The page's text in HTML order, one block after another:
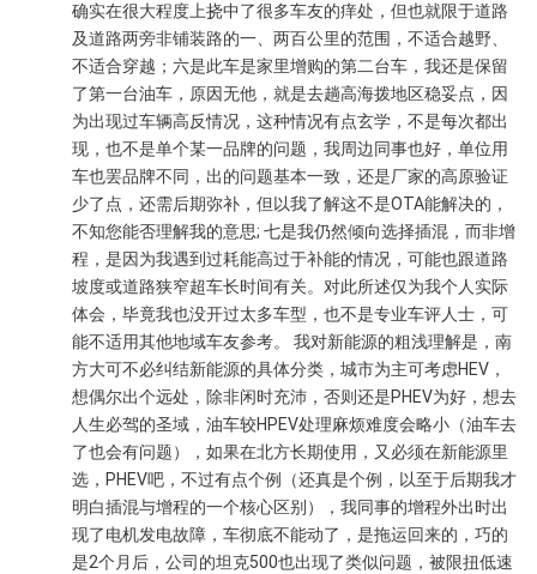
确实在很大程度上挠中了很多车友的痒处，但也就限于道路
及道路两旁非铺装路的一、两百公里的范围，不适合越野、
不适合穿越；六是此车是家里增购的第二台车，我还是保留
了第一台油车，原因无他，就是去趟高海拨地区稳妥点，因
为出现过车辆高反情况，这种情况有点玄学，不是每次都出
现，也不是单个某一品牌的问题，我周边同事也好，单位用
车也罢品牌不同，出的问题基本一致，还是厂家的高原验证
少了点，还需后期弥补，但以我了解这不是OTA能解决的，
不知您能否理解我的意思; 七是我仍然倾向选择插混，而非增
程，是因为我遇到过耗能高过于补能的情况，可能也跟道路
坡度或道路狭窄超车长时间有关。对此所述仅为我个人实际
体会，毕竟我也没开过太多车型，也不是专业车评人士，可
能不适用其他地域车友参考。 我对新能源的粗浅理解是，南
方大可不必纠结新能源的具体分类，城市为主可考虑HEV，
想偶尔出个远处，除非闲时充沛，否则还是PHEV为好，想去
人生必驾的圣域，油车较HPEV处理麻烦难度会略小（油车去
了也会有问题），如果在北方长期使用，又必须在新能源里
选，PHEV吧，不过有点个例（还真是个例，以至于后期我才
明白插混与增程的一个核心区别），我同事的增程外出时出
现了电机发电故障，车彻底不能动了，是拖运回来的，巧的
是2个月后，公司的坦克500也出现了类似问题，被限扭低速